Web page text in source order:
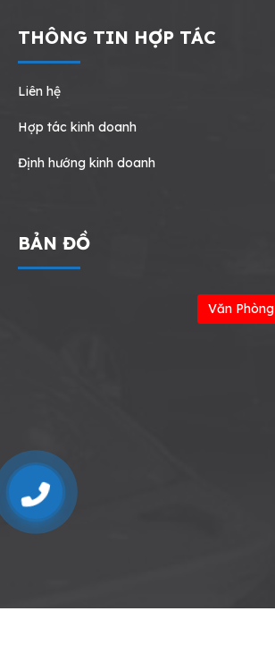
THÔNG TIN HỢP TÁC
Liên hệ
Hợp tác kinh doanh
Định hướng kinh doanh
BẢN ĐỒ
Văn Phòng
0909797251